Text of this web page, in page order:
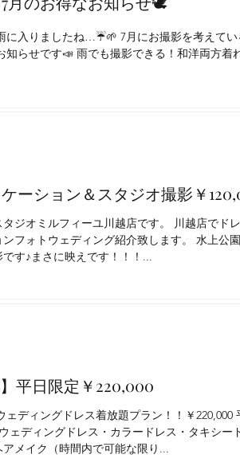
に入りましたね…☔🌱 7月にお撮影を考えて
知らせです📣 雨でも撮影できる！和洋両方着
ーション＆スタジオ撮影￥
ジオミルフィーユ川越店です。 川越店でド
フォトウェディング紹介致します。 水上公
す♪まさに映えです！！！...
平日限定￥220,000
ディングドレス着放題プラン！！￥220,000
ェディングドレス・カラードレス・タキシー
メイク（時間内で可能な限り...